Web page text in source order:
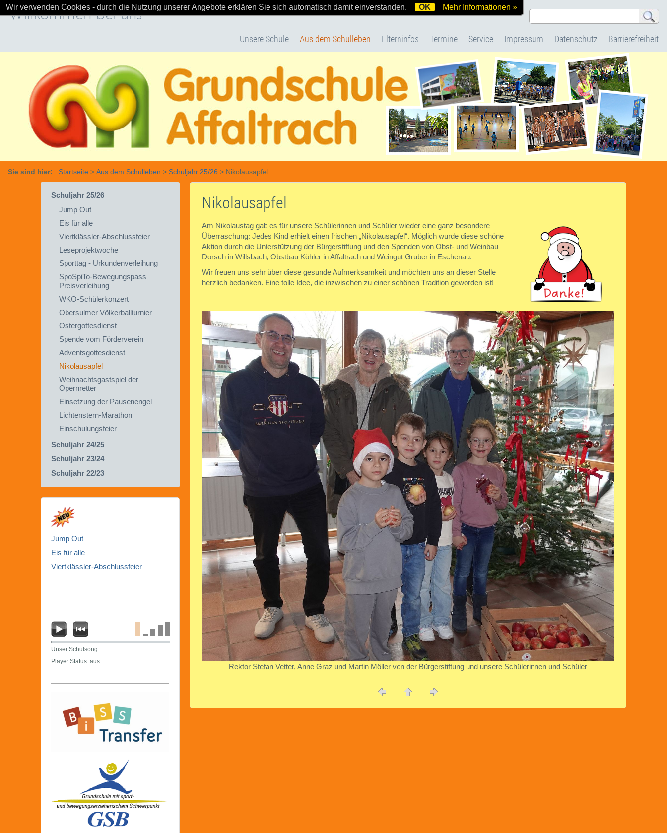
Willkommen bei uns
Unsere Schule Aus dem Schulleben Elterninfos Termine Service Impressum Datenschutz Barrierefreiheit
Sie sind hier: Startseite > Aus dem Schulleben > Schuljahr 25/26 > Nikolausapfel
Nikolausapfel
Am Nikolaustag gab es für unsere Schülerinnen und Schüler wieder eine ganz besondere
Überraschung: Jedes Kind erhielt einen frischen „Nikolausapfel“. Möglich wurde diese schöne
Aktion durch die Unterstützung der Bürgerstiftung und den Spenden von Obst- und Weinbau
Dorsch in Willsbach, Obstbau Köhler in Affaltrach und Weingut Gruber in Eschenau.
Wir freuen uns sehr über diese gesunde Aufmerksamkeit und möchten uns an dieser Stelle
herzlich bedanken. Eine tolle Idee, die inzwischen zu einer schönen Tradition geworden ist!
Rektor Stefan Vetter, Anne Graz und Martin Möller von der Bürgerstiftung und unsere Schülerinnen und Schüler
Schuljahr 25/26
Jump Out
Eis für alle
Viertklässler-Abschlussfeier
Leseprojektwoche
Sporttag - Urkundenverleihung
SpoSpiTo-Bewegungspass
Preisverleihung
WKO-Schülerkonzert
Obersulmer Völkerballturnier
Ostergottesdienst
Spende vom Förderverein
Adventsgottesdienst
Nikolausapfel
Weihnachtsgastspiel der
Opernretter
Einsetzung der Pausenengel
Lichtenstern-Marathon
Einschulungsfeier
Schuljahr 24/25
Schuljahr 23/24
Schuljahr 22/23
Jump Out
Eis für alle
Viertklässler-Abschlussfeier
Unser Schulsong
Player Status: aus
Wir verwenden Cookies - durch die Nutzung unserer Angebote erklären Sie sich automatisch damit einverstanden. OK Mehr Informationen »